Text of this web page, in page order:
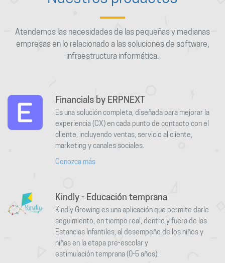
Atendemos las necesidades de las pequeñas y medianas
empresas en lo relacionado a las soluciones de software,
infraestructura informática.
Financials by ERPNEXT
Es una solución completa, diseñada para mejorar la
experiencia (CX) en cada punto de contacto con el
cliente, incluyendo ventas, servicio al cliente,
marketing y canales sociales.
Conozca más
Kindly - Educación temprana
Kindly Growing es una aplicación que permite darle
seguimiento, en tiempo real, dentro y fuera de las
Estancias Infantiles, al desempeño de los niños y
niñas en la etapa pre-escolar y
estimulación temprana (0-5 años).